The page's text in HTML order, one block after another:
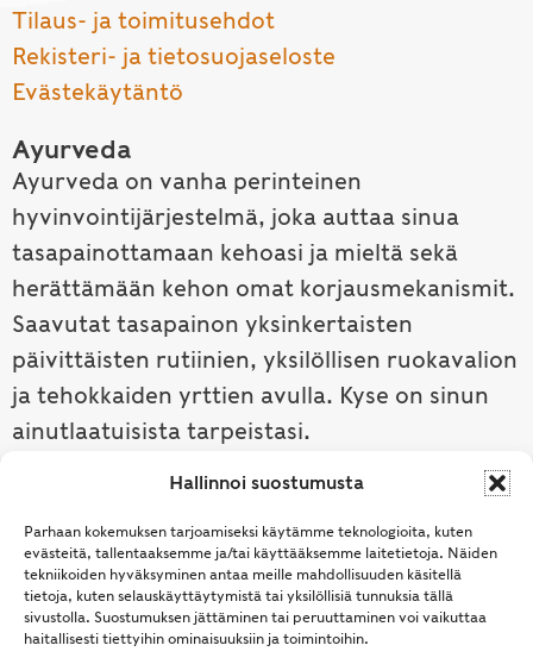
Hallinnoi suostumusta
Parhaan kokemuksen tarjoamiseksi käytämme teknologioita, kuten
evästeitä, tallentaaksemme ja/tai käyttääksemme laitetietoja. Näiden
tekniikoiden hyväksyminen antaa meille mahdollisuuden käsitellä
tietoja, kuten selauskäyttäytymistä tai yksilöllisiä tunnuksia tällä
sivustolla. Suostumuksen jättäminen tai peruuttaminen voi vaikuttaa
haitallisesti tiettyihin ominaisuuksiin ja toimintoihin.
Tilaus- ja toimitusehdot
Rekisteri- ja tietosuojaseloste
Evästekäytäntö
Ayurveda
Ayurveda on vanha perinteinen
hyvinvointijärjestelmä, joka auttaa sinua
tasapainottamaan kehoasi ja mieltä sekä
herättämään kehon omat korjausmekanismit.
Saavutat tasapainon yksinkertaisten
päivittäisten rutiinien, yksilöllisen ruokavalion
ja tehokkaiden yrttien avulla. Kyse on sinun
ainutlaatuisista tarpeistasi.
Tutustu ayurvedaan →